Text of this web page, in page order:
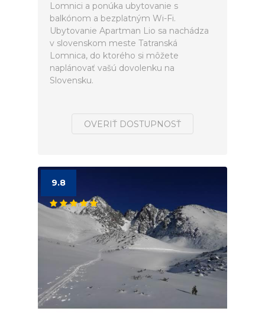
Lomnici a ponúka ubytovanie s
balkónom a bezplatným Wi-Fi.
Ubytovanie Apartman Lio sa nachádza
v slovenskom meste Tatranská
Lomnica, do ktorého si môžete
naplánovať vašú dovolenku na
Slovensku.
OVERIŤ DOSTUPNOSŤ
9.8